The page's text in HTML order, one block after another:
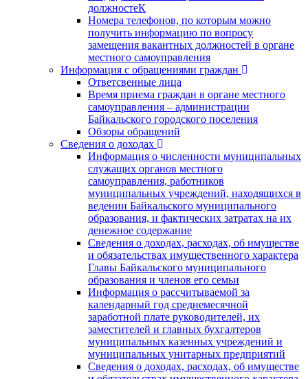
должностеК
Номера телефонов, по которым можно
получить информацию по вопросу
замещения вакантных должностей в органе
местного самоуправления
Информация с обращениями граждан
Ответсвенные лица
Время приема граждан в органе местного
самоуправления – администрации
Байкальского городского поселения
Обзоры обращений
Сведения о доходах
Информация о численности муниципальных
служащих органов местного
самоуправления, работников
муниципальных учреждений, находящихся в
ведении Байкальского муниципального
образования, и фактических затратах на их
денежное содержание
Сведения о доходах, расходах, об имуществе
и обязательствах имущественного характера
Главы Байкальского муниципального
образования и членов его семьи
Информация о рассчитываемой за
календарный год среднемесячной
заработной плате руководителей, их
заместителей и главных бухгалтеров
муниципальных казенных учреждений и
муниципальных унитарных предприятий
Сведения о доходах, расходах, об имуществе